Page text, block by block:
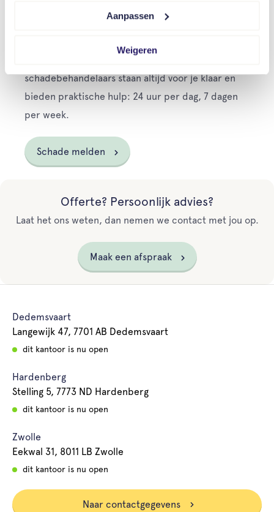
Aanpassen
Weigeren
voor je aan de slag. Hij overlegt met jou hoe jouw
schadebehandelaars staan altijd voor je klaar en
bieden praktische hulp: 24 uur per dag, 7 dagen
per week.
Schade melden
Offerte? Persoonlijk advies?
Laat het ons weten, dan nemen we contact met jou op.
Maak een afspraak
Dedemsvaart
Langewijk 47, 7701 AB Dedemsvaart
dit kantoor is nu open
Hardenberg
Stelling 5, 7773 ND Hardenberg
dit kantoor is nu open
Zwolle
Eekwal 31, 8011 LB Zwolle
dit kantoor is nu open
Naar contactgegevens